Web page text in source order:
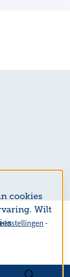
cookies
Wilt
instellingen -